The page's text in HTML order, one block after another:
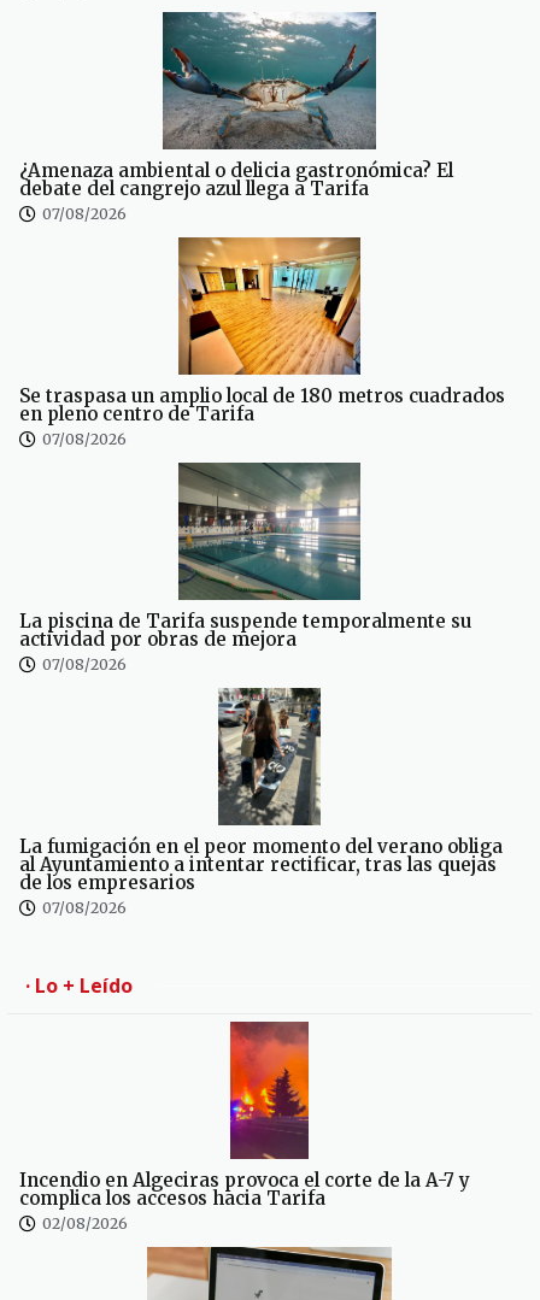
¿Amenaza ambiental o delicia gastronómica? El
debate del cangrejo azul llega a Tarifa
07/08/2026
Se traspasa un amplio local de 180 metros cuadrados
en pleno centro de Tarifa
07/08/2026
La piscina de Tarifa suspende temporalmente su
actividad por obras de mejora
07/08/2026
La fumigación en el peor momento del verano obliga
al Ayuntamiento a intentar rectificar, tras las quejas
de los empresarios
07/08/2026
· Lo + Leído
Incendio en Algeciras provoca el corte de la A-7 y
complica los accesos hacia Tarifa
02/08/2026